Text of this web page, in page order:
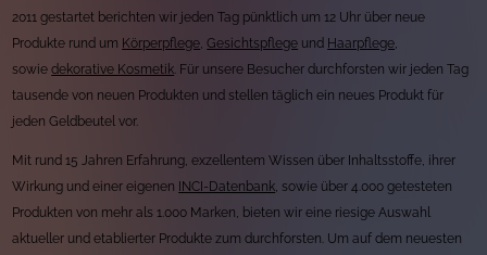
2011 gestartet berichten wir jeden Tag pünktlich um 12 Uhr über neue
Produkte rund um Körperpflege ,Gesichtspflege und Haarpflege
sowiedekorative Kosmetik . Für unsere Besucher durchforsten wir jeden Tag
tausende von neuen Produkten und stellen täglich ein neues Produkt für
jeden Geldbeutel vor.
Mit rund 15 Jahren Erfahrung, exzellentem Wissen über Inhaltsstoffe, ihrer
Wirkung und einer eigenen INCI-Datenbank , sowie über 4.000 getesteten
Produkten von mehr als 1.000 Marken, bieten wir eine riesige Auswahl
aktueller und etablierter Produkte zum durchforsten. Um auf dem neuesten